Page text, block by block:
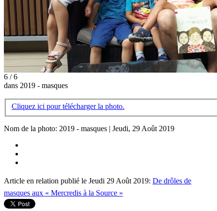
6 / 6
dans 2019 - masques
Cliquez ici pour télécharger la photo.
Nom de la photo: 2019 - masques | Jeudi, 29 Août 2019
Article en relation publié le Jeudi 29 Août 2019: De drôles de
masques aux « Mercredis à la Source »